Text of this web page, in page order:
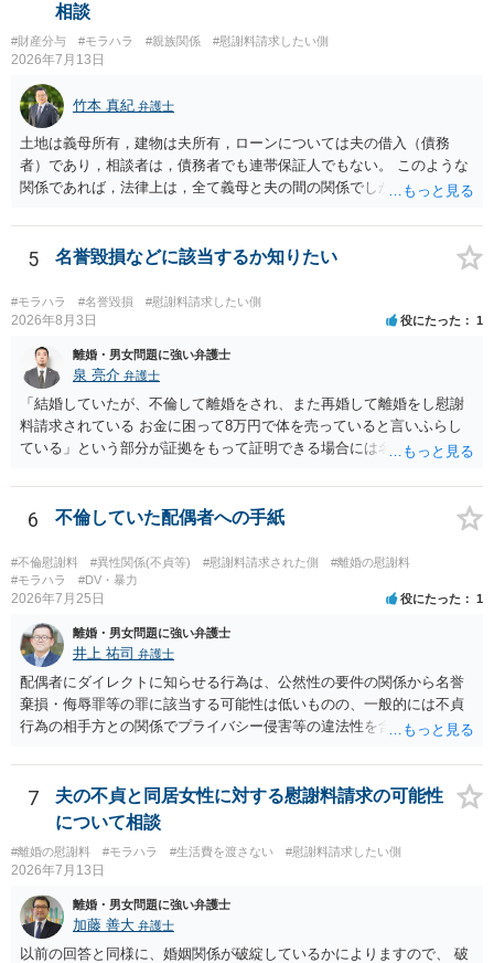
相談
#財産分与 #モラハラ #親族関係 #慰謝料請求したい側
2026年7月13日
竹本 真紀 弁護士
土地は義母所有，建物は夫所有，ローンについては夫の借入（債務
者）であり，相談者は，債務者でも連帯保証人でもない。 このような
関係であれば，法律上は，全て義母と夫の間の関係でしかありませ
せる）がされていたのでしょうかね。 いずれにしても，使用貸借では
なくて賃貸借にするというのであれば，夫と義母の関係でしかありま
せん。 これが法律上の話です。 「夫にこうなったのはお前のせいなん
だからお前が払えよ！と怒鳴られました。」 こうなった経緯は不明で
すが，法律上は，夫と義母の間の話ですから，二人で賃料等の合意を
をしない場合に，義母がどのような選択をするかは，義母の判断でし
かありません（抵当権の解除の話をしているようですが）。 夫が賃料
の支払を相談者に請求したとしても，法律上の支払義務は生じませ
ん。変な賃貸借契約書（なぜか，賃借人が相談者になっているなど）
が作成されない限り，相談者に負担は生じないのです。にもかかわら
除は，金融機関（担保権者）の方が応じることがないと思います。ロ
（おそらく，建物も共同担保に入っていると思うので，競売自体はさ
ほど問題ありません。）売却代金が建物のローンに充当され，残額は
名義人である夫に請求されることになります。相談者は，債務に関係
なく，連帯保証人でもありませんので，負担する理由がありません。
離婚については，相手方が離婚したいようですから，離婚自体はこち
らの意思次第だと思います。慰謝料を請求する際に，この不動産の経
過も含めて，どのように相談者が精神的苦痛を受けたかの際に述べて
いく事情になると思います。 法律問題より，夫婦間の問題（離婚の問
題）の方がウェイトが大きいような問題のような印象を受けました。
だからこそ，夫に対する話ではなく，全て相談者に向いているように
思うのです。
5 名誉毀損などに該当するか知りたい
#モラハラ #名誉毀損 #慰謝料請求したい側
2026年8月3日 役にたった 1
離婚・男女問題に強い弁護士
泉 亮介 弁護士
「結婚していたが、不倫して離婚をされ、また再婚して離婚をし慰謝
料請求されている お金に困って8万円で体を売っていると言いふらし
ている」という部分が証拠をもって証明できる場合には名誉権侵害や
ょう。 既に弁護士にご依頼されているとのことですので，依頼中の弁
護士と打ち合わせの末どのように対応するかを決められると良いでし
6 不倫していた配偶者への手紙
#不倫慰謝料 #異性関係(不貞等) #慰謝料請求された側
#離婚の慰謝料
#モラハラ
#DV・暴力
2026年7月25日 役にたった 1
離婚・男女問題に強い弁護士
井上 祐司 弁護士
配偶者にダイレクトに知らせる行為は、公然性の要件の関係から名誉
棄損・侮辱罪等の罪に該当する可能性は低いものの、一般的には不貞
行為の相手方との関係でプライバシー侵害等の違法性を含む行為で
ため、弁護士としては推奨しないことが一般的かと思います。
7
夫の不貞と同居女性に対する慰謝料請求の可能性
について相談
#離婚の慰謝料 #モラハラ #生活費を渡さない #慰謝料請求したい側
2026年7月13日
離婚・男女問題に強い弁護士
加藤 善大 弁護士
以前の回答と同様に、婚姻関係が破綻しているかによりますので、 破